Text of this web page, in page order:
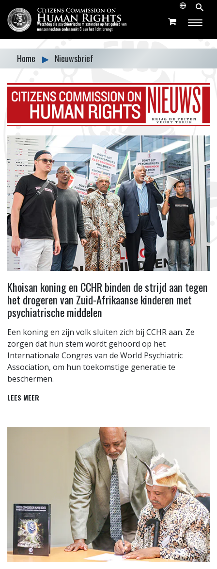
Home ▶ Nieuwsbrief
Khoisan koning en CCHR binden de strijd aan tegen
het drogeren van Zuid-Afrikaanse kinderen met
psychiatrische middelen
Een koning en zijn volk sluiten zich bij CCHR aan. Ze
zorgen dat hun stem wordt gehoord op het
Internationale Congres van de World Psychiatric
Association, om hun toekomstige generatie te
beschermen.
LEES MEER